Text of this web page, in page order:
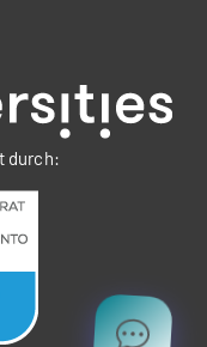
durch: